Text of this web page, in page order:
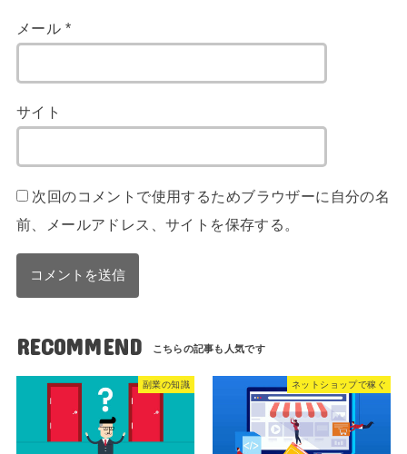
メール *
サイト
次回のコメントで使用するためブラウザーに自分の名
前、メールアドレス、サイトを保存する。
RECOMMEND
副業の知識 ネットショップで稼ぐ